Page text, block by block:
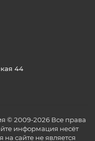
44
© 2009-2026 Все права
информация несёт
сайте не является